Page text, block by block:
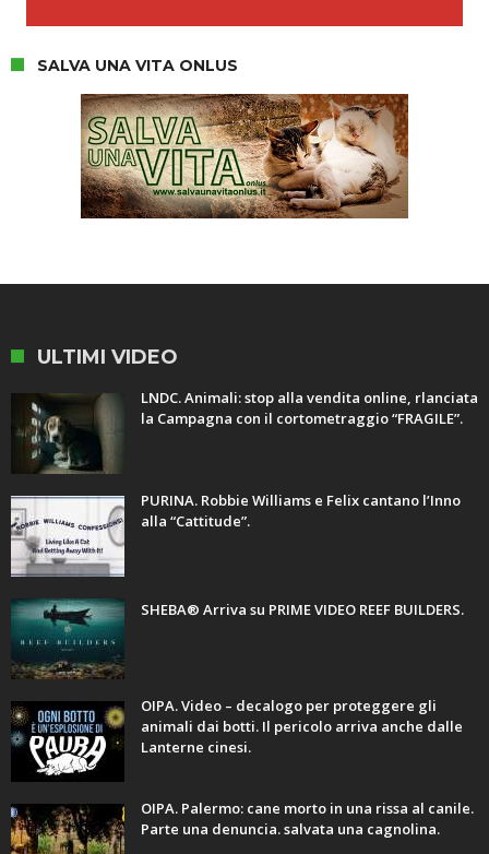
SALVA UNA VITA ONLUS
ULTIMI VIDEO
LNDC. Animali: stop alla vendita online, rlanciata
la Campagna con il cortometraggio “FRAGILE”.
PURINA. Robbie Williams e Felix cantano l’Inno
alla “Cattitude”.
SHEBA® Arriva su PRIME VIDEO REEF BUILDERS.
OIPA. Video – decalogo per proteggere gli
animali dai botti. Il pericolo arriva anche dalle
Lanterne cinesi.
OIPA. Palermo: cane morto in una rissa al canile.
Parte una denuncia. salvata una cagnolina.